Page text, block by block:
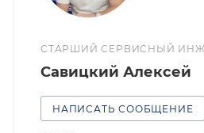
СТАРШИЙ СЕРВИСНЫЙ
Савицкий Алексей
НАПИСАТЬ СООБЩЕНИЕ